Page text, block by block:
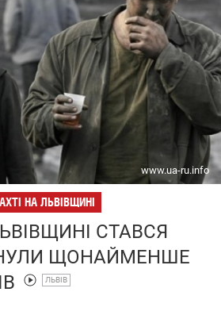
www.ua-ru.info
НА ЛЬВІВЩИНІ
СТАВСЯ
ЩОНАЙМЕНШЕ
ЛЬВІВ